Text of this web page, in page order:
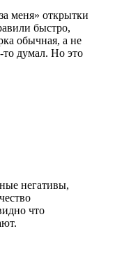
меня» открытки
быстро,
обычная, а не
то думал. Но это
негативы,
что